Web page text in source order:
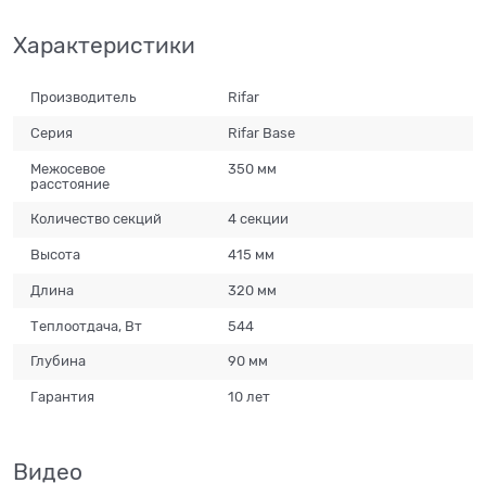
Характеристики
Производитель Rifar
Серия Rifar Base
Межосевое
расстояние
350 мм
Количество секций 4 секции
Высота 415 мм
Длина 320 мм
Теплоотдача, Вт 544
Глубина 90 мм
Гарантия 10 лет
Видео